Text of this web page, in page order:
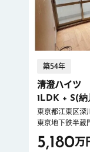
築54年
清澄ハイツ
1LDK + S(納
東京都江東区深
東京地下鉄半蔵
5,180万